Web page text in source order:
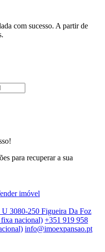
com sucesso. A partir de
para recuperar a sua
imóvel
U 3080-250 Figueira Da Foz
fixa nacional) +351 919 958
info@imoexpansao.pt